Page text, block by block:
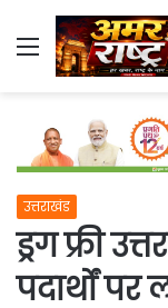
Menu
उत्तराखंड
ड्रग फ्री
पदार्थों